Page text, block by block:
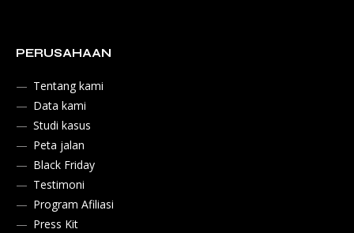
PERUSAHAAN
Tentang kami
Data kami
Studi kasus
Peta jalan
Black Friday
Testimoni
Program Afiliasi
Press Kit